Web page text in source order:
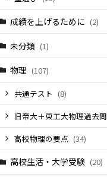
成績を上げるために (2)
未分類 (1)
物理 (107)
共通テスト (8)
旧帝大＋東工大物理過去問
高校物理の要点 (34)
高校生活・大学受験 (20)